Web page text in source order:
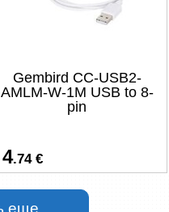
Gembird CC-USB2-
AMLM-W-1M USB to 8-
pin
4.74 €